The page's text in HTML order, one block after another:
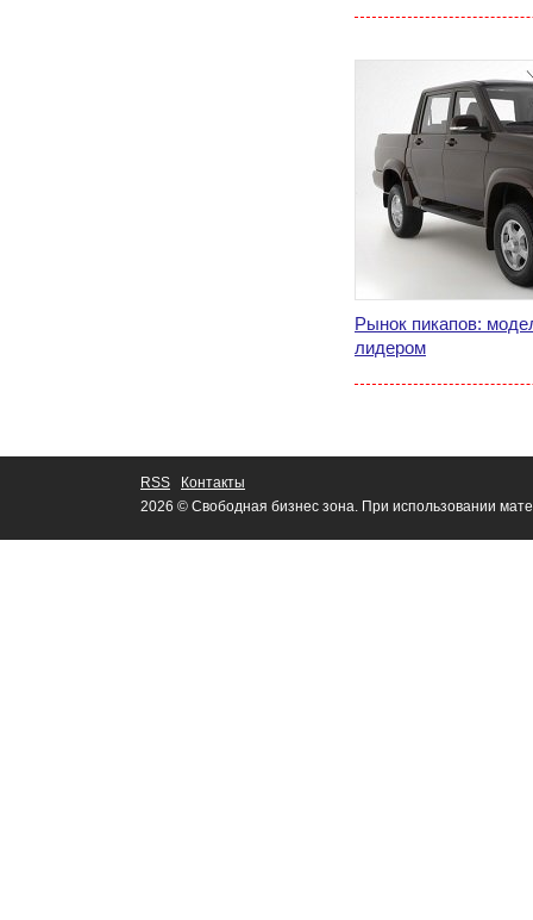
Рынок пикапов:
лидером
RSS
Контакты
2026 © Свободная бизнес зона. При использовании